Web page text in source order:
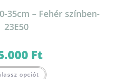
35cm – Fehér színben-
23E50
Ft
opciót